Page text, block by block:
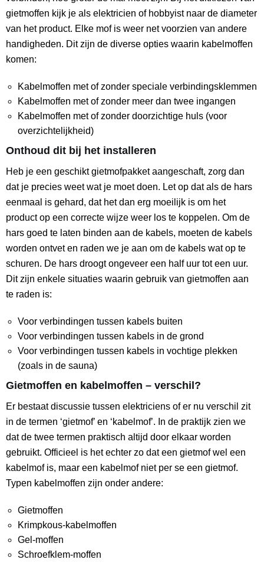
gietmoffen kijk je als elektricien of hobbyist naar de diameter
van het product. Elke mof is weer net voorzien van andere
handigheden. Dit zijn de diverse opties waarin kabelmoffen
komen:
Kabelmoffen met of zonder speciale verbindingsklemmen
Kabelmoffen met of zonder meer dan twee ingangen
Kabelmoffen met of zonder doorzichtige huls (voor
overzichtelijkheid)
Onthoud dit bij het installeren
Heb je een geschikt gietmofpakket aangeschaft, zorg dan
dat je precies weet wat je moet doen. Let op dat als de hars
eenmaal is gehard, dat het dan erg moeilijk is om het
product op een correcte wijze weer los te koppelen. Om de
hars goed te laten binden aan de kabels, moeten de kabels
worden ontvet en raden we je aan om de kabels wat op te
schuren. De hars droogt ongeveer een half uur tot een uur.
Dit zijn enkele situaties waarin gebruik van gietmoffen aan
te raden is:
Voor verbindingen tussen kabels buiten
Voor verbindingen tussen kabels in de grond
Voor verbindingen tussen kabels in vochtige plekken
(zoals in de sauna)
Gietmoffen en kabelmoffen – verschil?
Er bestaat discussie tussen elektriciens of er nu verschil zit
in de termen ‘gietmof’ en ‘kabelmof’. In de praktijk zien we
dat de twee termen praktisch altijd door elkaar worden
gebruikt. Officieel is het echter zo dat een gietmof wel een
kabelmof is, maar een kabelmof niet per se een gietmof.
Typen kabelmoffen zijn onder andere:
Gietmoffen
Krimpkous-kabelmoffen
Gel-moffen
Schroefklem-moffen